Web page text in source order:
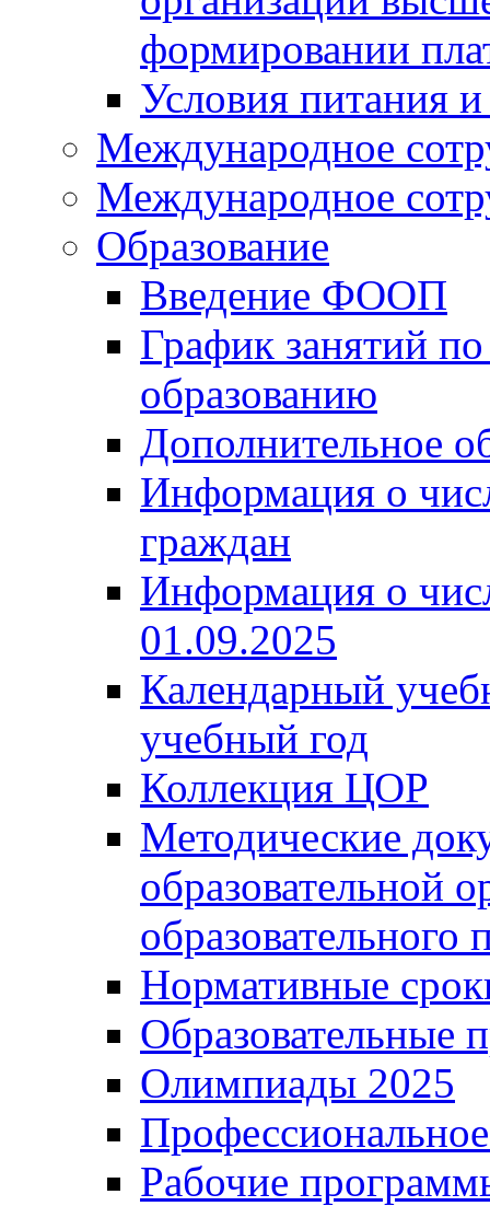
формировании
Условия питания
Международное
Международное
Образование
Введение ФООП
График занятий
образованию
Дополнительное
Информация о
граждан
Информация о
01.09.2025
Календарный
учебный год
Коллекция ЦОР
Методические
образовательной
образовательного
Нормативные
Образовательные
Олимпиады 2025
Рабочие